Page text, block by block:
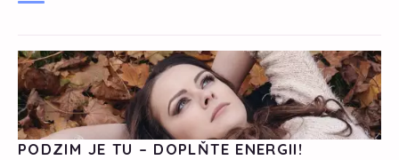
PODZIM JE TU – DOPLŇTE ENERGII!